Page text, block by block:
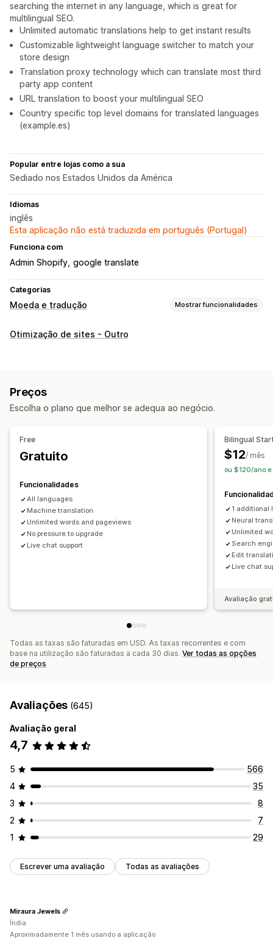
searching the internet in any language, which is great for
multilingual SEO.
Unlimited automatic translations help to get instant results
Customizable lightweight language switcher to match your
store design
Translation proxy technology which can translate most third
party app content
URL translation to boost your multilingual SEO
Country specific top level domains for translated languages
(example.es)
Popular entre lojas como a sua
Sediado nos Estados Unidos da América
Idiomas
inglês
Esta aplicação não está traduzida em português (Portugal)
Funciona com
Admin Shopify google translate
Categorias
Moeda e tradução Mostrar funcionalidades
Tradução de idiomas
Tradução de SEO
Redirecionamento automático Comutador de idiomas
Otimização de sites - Outro
Preços
Escolha o plano que melhor se adequa ao negócio.
Free
Gratuito
Funcionalidades
All languages
Machine translation
Unlimited words and pageviews
No pressure to upgrade
Live chat support
Bilingual
$12/ mês
ou $120/ano e
1 additional
Neural
Unlimited
Search
Edit
Live chat
Avaliação
Todas as taxas são faturadas em USD. As taxas recorrentes e com
base na utilização são faturadas a cada 30 dias. Ver todas as opções
de preços
Avaliações (645)
Avaliação geral
4,7
5
566
4
35
3
8
2
7
1
29
Escrever uma avaliação Todas as avaliações
Miraura Jewels
Índia
Aproximadamente 1 mês usando a aplicação